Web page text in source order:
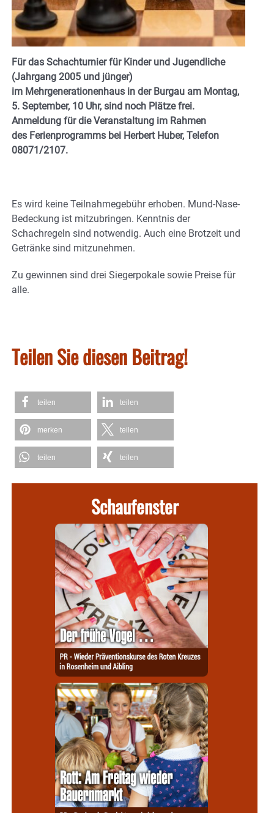
Für das Schachturnier für Kinder und Jugendliche
(Jahrgang 2005 und jünger)
im Mehrgenerationenhaus in der Burgau am Montag,
5. September, 10 Uhr, sind noch Plätze frei.
Anmeldung für die Veranstaltung im Rahmen
des Ferienprogramms bei Herbert Huber, Telefon
08071/2107.
Es wird keine Teilnahmegebühr erhoben. Mund-Nase-
Bedeckung ist mitzubringen. Kenntnis der
Schachregeln sind notwendig. Auch eine Brotzeit und
Getränke sind mitzunehmen.
Zu gewinnen sind drei Siegerpokale sowie Preise für
alle.
Teilen Sie diesen Beitrag!
teilen teilen
merken teilen
teilen teilen
Schaufenster